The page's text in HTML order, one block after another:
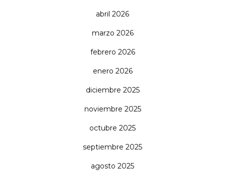
abril 2026
marzo 2026
febrero 2026
enero 2026
diciembre 2025
noviembre 2025
octubre 2025
septiembre 2025
agosto 2025